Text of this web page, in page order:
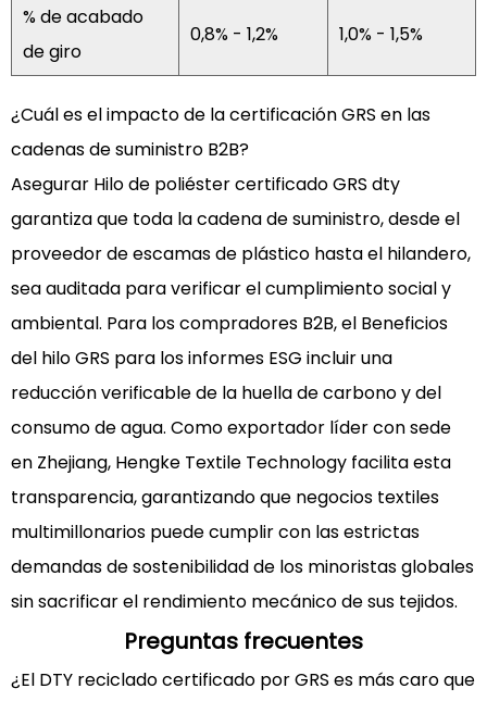
% de acabado
de giro
0,8% - 1,2% 1,0% - 1,5%
¿Cuál es el impacto de la certificación GRS en las
cadenas de suministro B2B?
Asegurar Hilo de poliéster certificado GRS dty
garantiza que toda la cadena de suministro, desde el
proveedor de escamas de plástico hasta el hilandero,
sea auditada para verificar el cumplimiento social y
ambiental. Para los compradores B2B, el Beneficios
del hilo GRS para los informes ESG incluir una
reducción verificable de la huella de carbono y del
consumo de agua. Como exportador líder con sede
en Zhejiang, Hengke Textile Technology facilita esta
transparencia, garantizando que negocios textiles
multimillonarios puede cumplir con las estrictas
demandas de sostenibilidad de los minoristas globales
sin sacrificar el rendimiento mecánico de sus tejidos.
Preguntas frecuentes
¿El DTY reciclado certificado por GRS es más caro que